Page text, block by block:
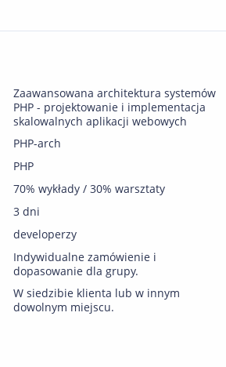
Zaawansowana architektura systemów
PHP - projektowanie i implementacja
skalowalnych aplikacji webowych
PHP-arch
PHP
70% wykłady / 30% warsztaty
3 dni
developerzy
Indywidualne zamówienie i
dopasowanie dla grupy.
W siedzibie klienta lub w innym
dowolnym miejscu.